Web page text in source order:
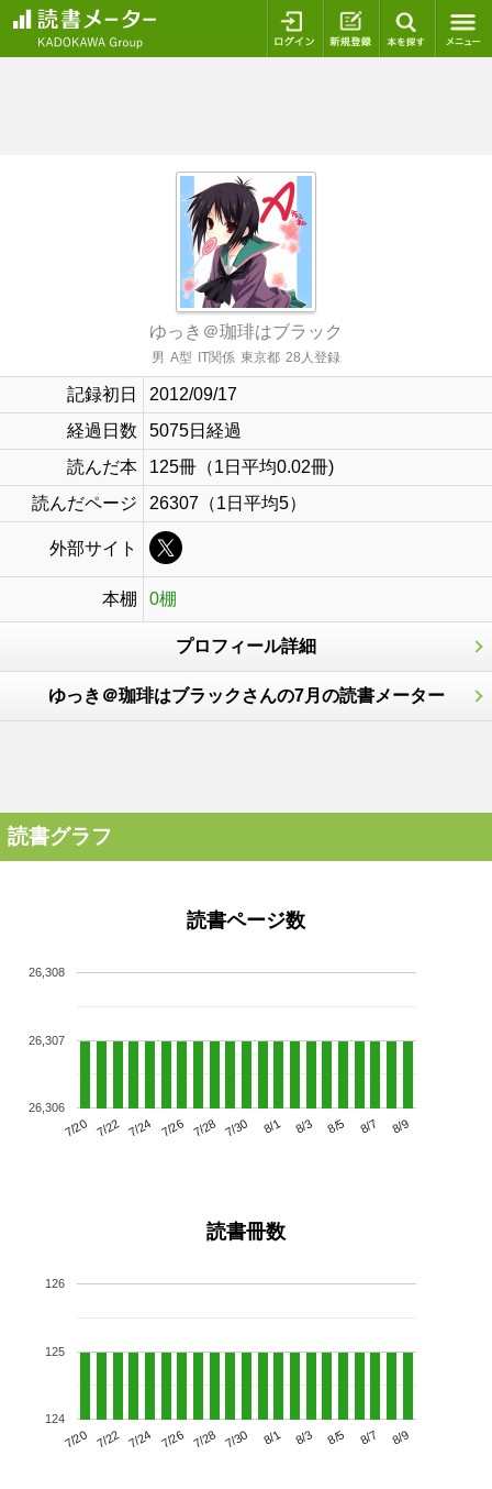
ログイン 新規登録
ゆっき＠珈琲はブラック
男 A型 IT関係 東京都 28人登録
記録初日
2012/09/17
経過日数
5075日経過
読んだ本
125冊（1日平均0.02冊)
読んだページ
26307（1日平均5）
外部サイト
本棚 0棚
プロフィール詳細
ゆっき＠珈琲はブラックさんの7月の読書メーター
読書グラフ
読書ページ数
7/20 7/22 7/24 7/26 7/28 7/30 8/1 8/3 8/5 8/7 8/9
26,306
26,307
26,308
読書冊数
7/20 7/22 7/24 7/26 7/28 7/30 8/1 8/3 8/5 8/7 8/9
124
125
126